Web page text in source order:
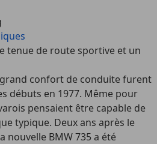
tenue de route sportive et un
confort de conduite furent
débuts en 1977. Même pour
pensaient être capable de
typique. Deux ans après le
nouvelle BMW 735 a été